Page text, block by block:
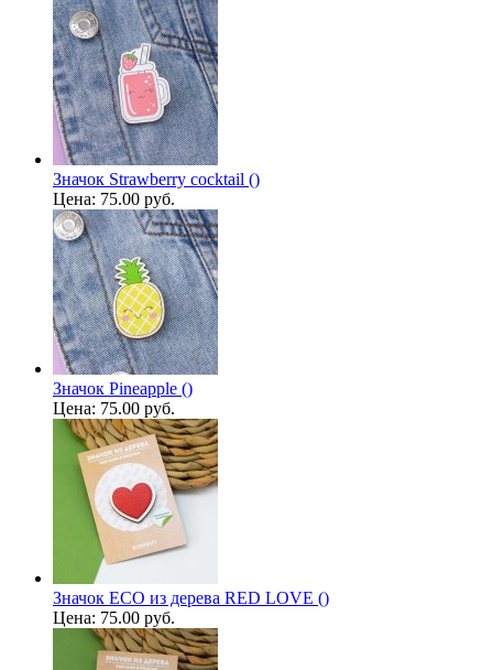
Значок Strawberry cocktail ()
Цена: 75.00 руб.
Значок Pineapple ()
Цена: 75.00 руб.
Значок ECO из дерева RED LOVE ()
Цена: 75.00 руб.